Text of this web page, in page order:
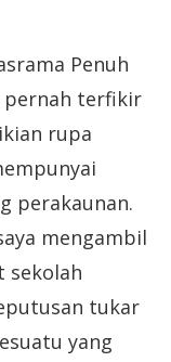
Penuh
pernah terfikir
rupa
perakaunan.
mengambil
sekolah
tukar
yang